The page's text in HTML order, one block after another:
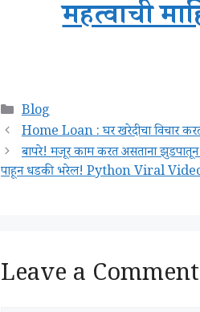
महत्वाची
Categories
Blog
Home Loan : घर खरेदीचा विचार
बापरे! मजूर काम करत असताना
पाहून धडकी भरेल! Python Viral
Leave a Comment